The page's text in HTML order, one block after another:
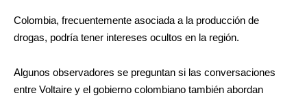
Colombia, frecuentemente asociada a la producción de
drogas, podría tener intereses ocultos en la región.
Algunos observadores se preguntan si las conversaciones
entre Voltaire y el gobierno colombiano también abordan